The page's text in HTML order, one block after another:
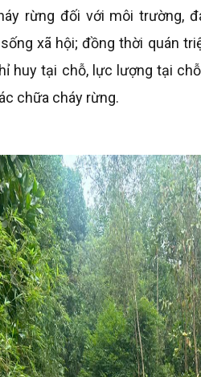
rừng đối với môi trường,
xã hội; đồng thời quán
huy tại chỗ, lực lượng tại
chữa cháy rừng.